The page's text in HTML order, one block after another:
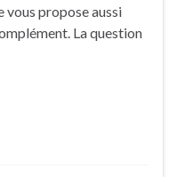
vous propose aussi
La question